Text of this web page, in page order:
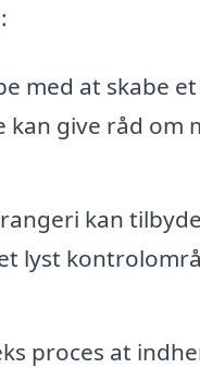
med at skabe
give råd om
kan
lyst
proces at